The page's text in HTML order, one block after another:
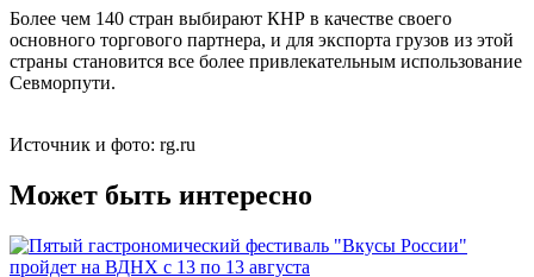
Более чем 140 стран выбирают КНР в качестве своего
основного торгового партнера, и для экспорта грузов из этой
страны становится все более привлекательным использование
Севморпути.
Источник и фото: rg.ru
Может быть интересно